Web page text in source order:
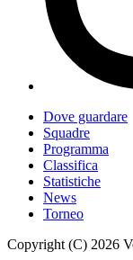
Dove guardare
Squadre
Programma
Classifica
Statistiche
News
Torneo
Copyright (C) 2026